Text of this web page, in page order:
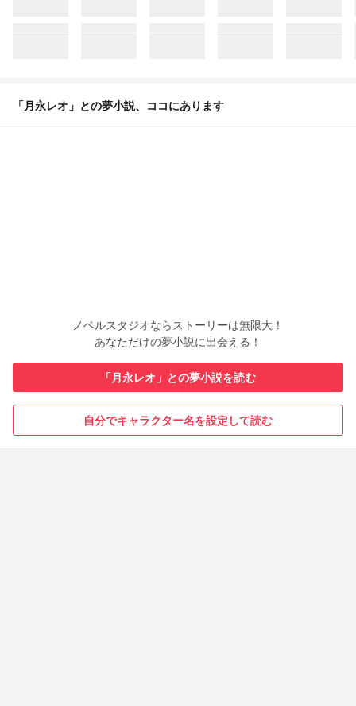
「月永レオ」との夢小説、ココにあります
ノベルスタジオならストーリーは無限大！
あなただけの夢小説に出会える！
「月永レオ」との夢小説を読む
自分でキャラクター名を設定して読む